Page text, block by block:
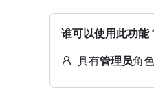
谁可以使用此功能
具有管理员角